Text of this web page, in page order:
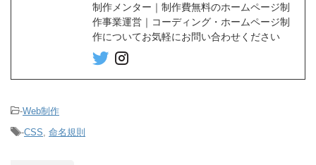
制作メンター｜制作費無料のホームページ制
作事業運営｜コーディング・ホームページ制
作についてお気軽にお問い合わせください
-Web制作
-CSS 命名規則